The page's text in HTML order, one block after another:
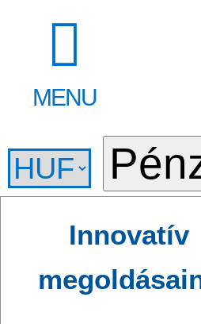
MENU
Innovatív